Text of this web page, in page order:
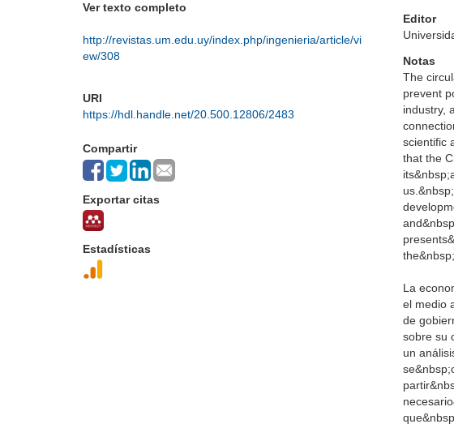
Ver texto completo
http://revistas.um.edu.uy/index.php/ingenieria/article/vi
ew/308
URI
https://hdl.handle.net/20.500.12806/2483
Compartir
Exportar citas
Estadísticas
Editor
Notas
The
prevent
industry,
scientific
that the
La
el medio
de
sobre su
un